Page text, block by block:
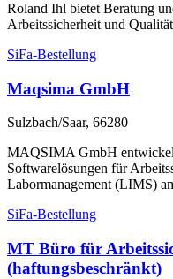
Roland Ihl bietet Beratung
Arbeitssicherheit und
SiFa-Bestellung
Maqsima GmbH
Sulzbach/Saar, 66280
MAQSIMA GmbH
Softwarelösungen für
Labormanagement (LIMS)
SiFa-Bestellung
MT Büro für
(haftungsbeschränkt)